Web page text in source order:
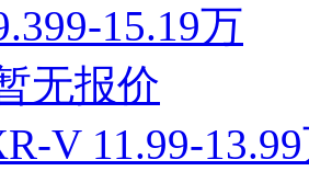
15.19万
无报价
V11.99-